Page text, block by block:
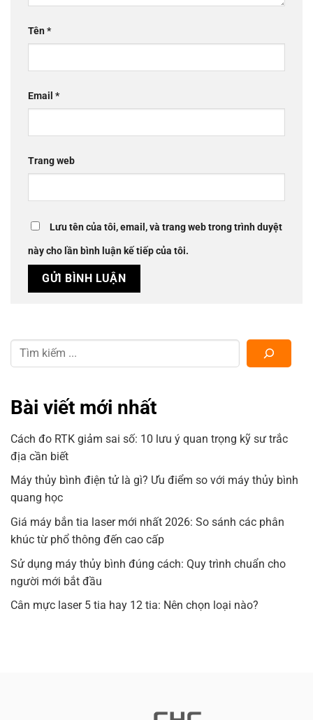
Tên*
Email *
Trang web
Lưu tên của tôi, email, và trang web trong trình duyệt
này cho lần bình luận kế tiếp của tôi.
Bài viết mới nhất
Cách đo RTK giảm sai số: 10 lưu ý quan trọng kỹ sư trắc
địa cần biết
Máy thủy bình điện tử là gì? Ưu điểm so với máy thủy bình
quang học
Giá máy bắn tia laser mới nhất 2026: So sánh các phân
khúc từ phổ thông đến cao cấp
Sử dụng máy thủy bình đúng cách: Quy trình chuẩn cho
người mới bắt đầu
Cân mực laser 5 tia hay 12 tia: Nên chọn loại nào?